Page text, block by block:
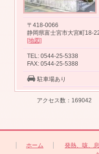
〒418-0066
静岡県富士宮市大宮町18-
[地図]
TEL: 0544-25-5338
FAX: 0544-25-5388
駐車場あり
アクセス数：169042
ホーム 発熱、咳、